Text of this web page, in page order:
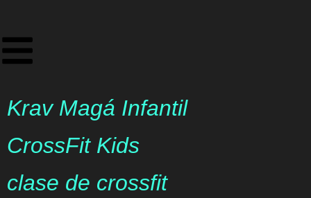
Krav Magá Infantil
CrossFit Kids
clase de crossfit